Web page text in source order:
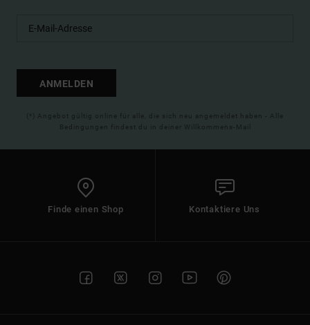
ANMELDEN
(*) Angebot gültig online für alle, die sich neu angemeldet haben - Alle
Bedingungen findest du in deiner Willkommens-Mail
Finde einen Shop Kontaktiere Uns